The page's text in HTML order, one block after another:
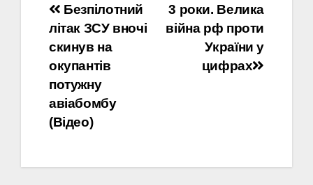
Навігація
записів
3 роки. Велика
війна рф проти
України у
цифрах
Безпілотний
літак ЗСУ вночі
скинув на
окупантів
потужну
авіабомбу
(Відео)